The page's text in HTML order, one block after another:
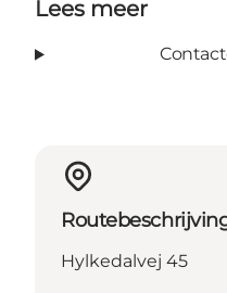
Lees meer
Hylkedalvej 45